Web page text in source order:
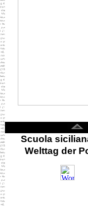
Scuola
Welttag der